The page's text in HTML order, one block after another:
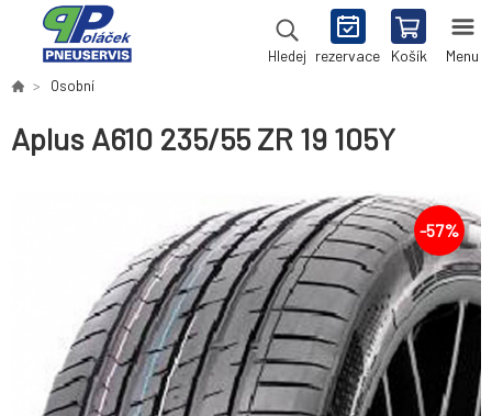
Hledej rezervace Košík Menu
Osobní
Aplus A610 235/55 ZR 19 105Y
-57%